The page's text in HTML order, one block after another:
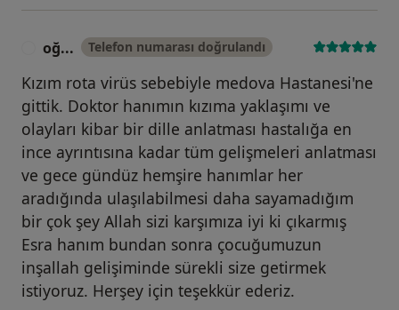
oğ... Telefon numarası doğrulandı
Kızım rota virüs sebebiyle medova Hastanesi'ne
gittik. Doktor hanımın kızıma yaklaşımı ve
olayları kibar bir dille anlatması hastalığa en
ince ayrıntısına kadar tüm gelişmeleri anlatması
ve gece gündüz hemşire hanımlar her
aradığında ulaşılabilmesi daha sayamadığım
bir çok şey Allah sizi karşımıza iyi ki çıkarmış
Esra hanım bundan sonra çocuğumuzun
inşallah gelişiminde sürekli size getirmek
istiyoruz. Herşey için teşekkür ederiz.